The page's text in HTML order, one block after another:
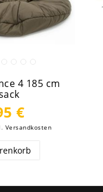
4 185 cm
€
Versandkosten